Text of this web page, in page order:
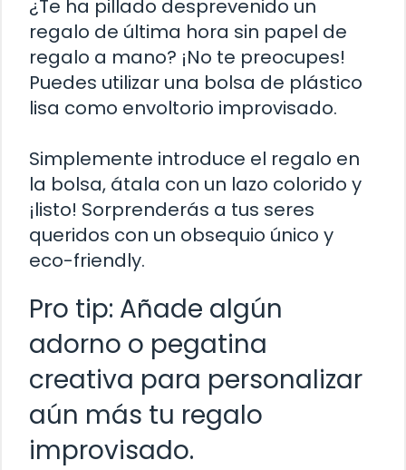
¿Te ha pillado desprevenido un
regalo de última hora sin papel de
regalo a mano? ¡No te preocupes!
Puedes utilizar una bolsa de plástico
lisa como envoltorio improvisado.
Simplemente introduce el regalo en
la bolsa, átala con un lazo colorido y
¡listo! Sorprenderás a tus seres
queridos con un obsequio único y
eco-friendly.
Pro tip: Añade algún
adorno o pegatina
creativa para personalizar
aún más tu regalo
improvisado.